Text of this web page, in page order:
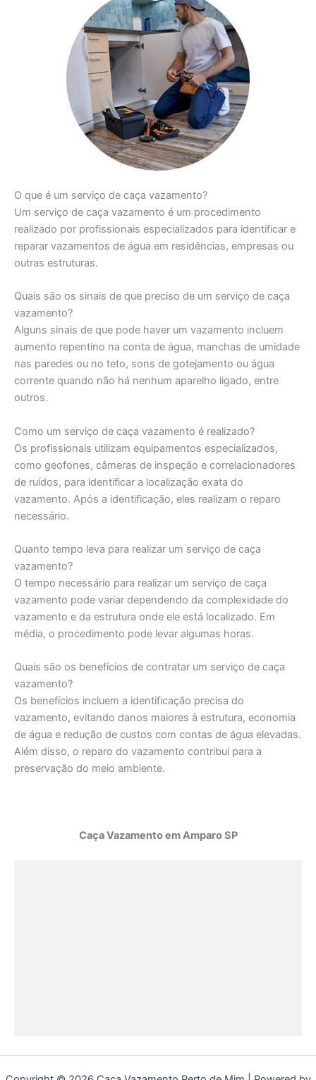
O que é um serviço de caça vazamento?
Um serviço de caça vazamento é um procedimento
realizado por profissionais especializados para identificar e
reparar vazamentos de água em residências, empresas ou
outras estruturas.
Quais são os sinais de que preciso de um serviço de caça
vazamento?
Alguns sinais de que pode haver um vazamento incluem
aumento repentino na conta de água, manchas de umidade
nas paredes ou no teto, sons de gotejamento ou água
corrente quando não há nenhum aparelho ligado, entre
outros.
Como um serviço de caça vazamento é realizado?
Os profissionais utilizam equipamentos especializados,
como geofones, câmeras de inspeção e correlacionadores
de ruídos, para identificar a localização exata do
vazamento. Após a identificação, eles realizam o reparo
necessário.
Quanto tempo leva para realizar um serviço de caça
vazamento?
O tempo necessário para realizar um serviço de caça
vazamento pode variar dependendo da complexidade do
vazamento e da estrutura onde ele está localizado. Em
média, o procedimento pode levar algumas horas.
Quais são os benefícios de contratar um serviço de caça
vazamento?
Os benefícios incluem a identificação precisa do
vazamento, evitando danos maiores à estrutura, economia
de água e redução de custos com contas de água elevadas.
Além disso, o reparo do vazamento contribui para a
preservação do meio ambiente.
Caça Vazamento em Amparo SP